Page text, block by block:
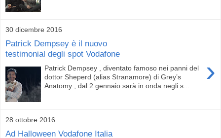
30 dicembre 2016
Patrick Dempsey è il nuovo
testimonial degli spot Vodafone
›
Patrick Dempsey , diventato famoso nei panni del
dottor Sheperd (alias Stranamore) di Grey’s
Anatomy , dal 2 gennaio sarà in onda negli s...
28 ottobre 2016
Ad Halloween Vodafone Italia